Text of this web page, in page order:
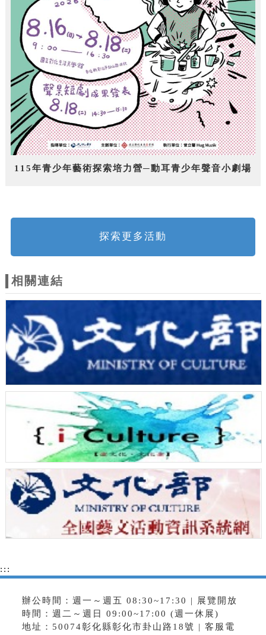
115年青少年藝術探索培力營─動耳青少年聲音小劇場
探索更多活動
相關連結
:::
辦公時間：週一～週五 08:30~17:30 | 展覽開放
時間：週二～週日 09:00~17:00 (週一休展)
地址：50074彰化縣彰化市卦山路18號 | 客服電